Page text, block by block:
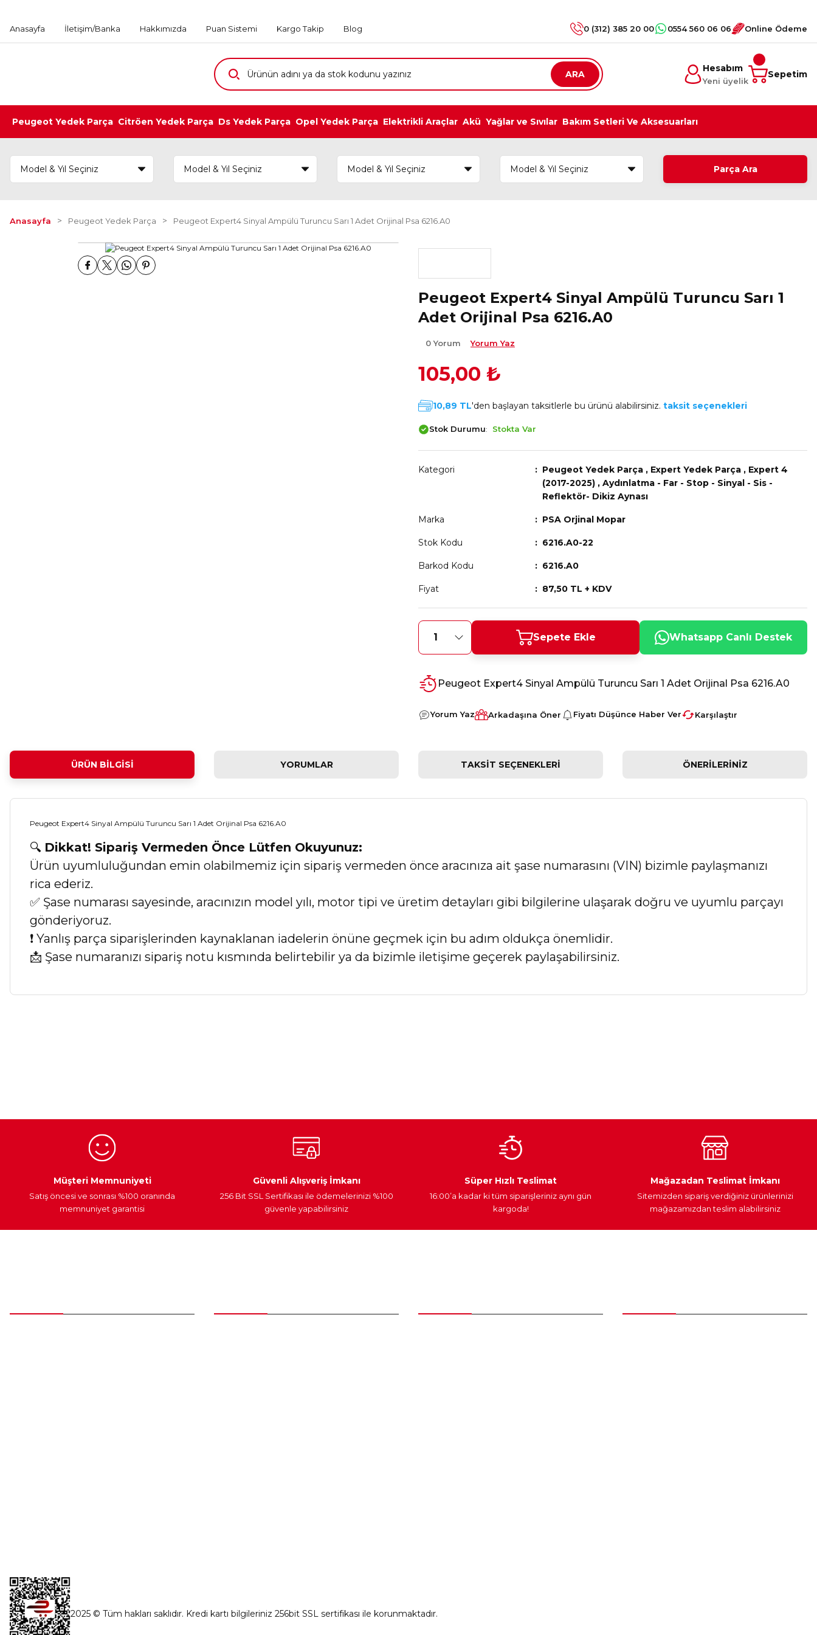
Anasayfa İletişim/Banka Hakkımızda Puan Sistemi Kargo Takip Blog 0 (312) 385 20 00 0554 560 06 06 Online Ödeme
ARA
Hesabım
Yeni üyelik
Sepetim
Peugeot Yedek Parça Citröen Yedek Parça Ds Yedek Parça Opel Yedek Parça Elektrikli Araçlar Akü Yağlar ve Sıvılar Bakım Setleri Ve Aksesuarları
Parça Ara
Anasayfa Peugeot Yedek Parça Peugeot Expert4 Sinyal Ampülü Turuncu Sarı 1 Adet Orijinal Psa 6216.A0
Peugeot Expert4 Sinyal Ampülü Turuncu Sarı 1
Adet Orijinal Psa 6216.A0
0 Yorum Yorum Yaz
105,00 ₺
10,89 TL'den başlayan taksitlerle bu ürünü alabilirsiniz. taksit seçenekleri
Stok Durumu Stokta Var
Kategori Peugeot Yedek Parça , Expert Yedek Parça , Expert 4
(2017-2025) , Aydınlatma - Far - Stop - Sinyal - Sis -
Reflektör- Dikiz Aynası
Marka PSA Orjinal Mopar
Stok Kodu 6216.A0-22
Barkod Kodu 6216.A0
Fiyat 87,50 TL + KDV
Sepete Ekle Whatsapp Canlı Destek
Peugeot Expert4 Sinyal Ampülü Turuncu Sarı 1 Adet Orijinal Psa 6216.A0
Yorum Yaz Arkadaşına Öner Fiyatı Düşünce Haber Ver Karşılaştır
ÜRÜN BILGISI YORUMLAR TAKSIT SEÇENEKLERI ÖNERILERINIZ
Peugeot Expert4 Sinyal Ampülü Turuncu Sarı 1 Adet Orijinal Psa 6216.A0
🔍 Dikkat! Sipariş Vermeden Önce Lütfen Okuyunuz:
Ürün uyumluluğundan emin olabilmemiz için sipariş vermeden önce aracınıza ait şase numarasını (VIN) bizimle paylaşmanızı
rica ederiz.
✅ Şase numarası sayesinde, aracınızın model yılı, motor tipi ve üretim detayları gibi bilgilerine ulaşarak doğru ve uyumlu parçayı
gönderiyoruz.
❗ Yanlış parça siparişlerinden kaynaklanan iadelerin önüne geçmek için bu adım oldukça önemlidir.
📩 Şase numaranızı sipariş notu kısmında belirtebilir ya da bizimle iletişime geçerek paylaşabilirsiniz.
Egzoz Sistemi Ateşleme Sistemi Araç Farları Yedek Parça
Müşteri Memnuniyeti
Satış öncesi ve sonrası %100 oranında
memnuniyet garantisi
Güvenli Alışveriş İmkanı
256 Bit SSL Sertifikası ile ödemelerinizi %100
güvenle yapabilirsiniz
Süper Hızlı Teslimat
16:00’a kadar ki tüm siparişleriniz aynı gün
kargoda!
Mağazadan Teslimat İmkanı
Sitemizden sipariş verdiğiniz ürünlerinizi
mağazamızdan teslim alabilirsiniz
2025 © Tüm hakları saklıdır. Kredi kartı bilgileriniz 256bit SSL sertifikası ile korunmaktadır.